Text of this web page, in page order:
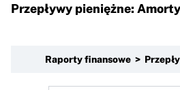
Przepływy pieniężne:
Raporty finansowe >